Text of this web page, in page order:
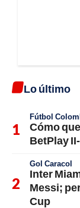
Lo último
Fútbol
Cómo
BetPlay
Gol Caracol
Inter
Messi;
Cup